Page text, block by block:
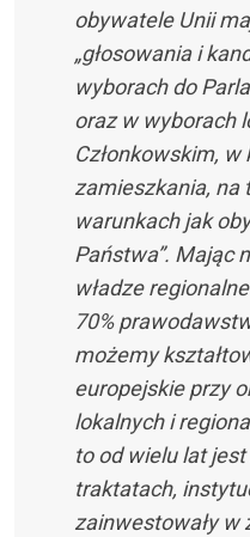
obywatele Unii
„głosowania i
wyborach do
oraz w wyborach
Członkowskim,
zamieszkania, na
warunkach jak
Państwa”. Mając
władze
70%
możemy
europejskie przy
lokalnych i
to od wielu lat
traktatach,
zainwestowały w